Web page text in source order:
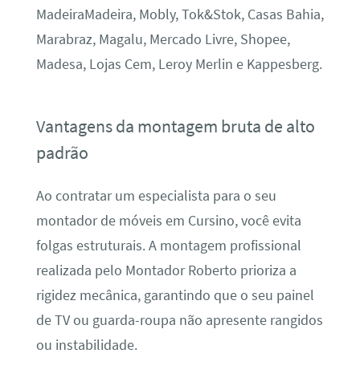
MadeiraMadeira, Mobly, Tok&Stok, Casas Bahia,
Marabraz, Magalu, Mercado Livre, Shopee,
Madesa, Lojas Cem, Leroy Merlin e Kappesberg.
Vantagens da montagem bruta de alto
padrão
Ao contratar um especialista para o seu
montador de móveis em Cursino, você evita
folgas estruturais. A montagem profissional
realizada pelo Montador Roberto prioriza a
rigidez mecânica, garantindo que o seu painel
de TV ou guarda-roupa não apresente rangidos
ou instabilidade.